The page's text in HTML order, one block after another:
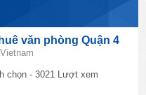
văn phòng Quận 4
chọn - 3021 Lượt xem